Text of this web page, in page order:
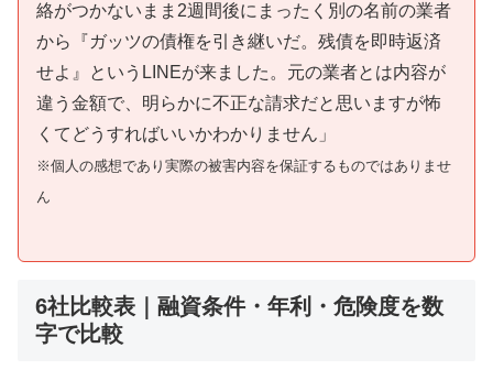
絡がつかないまま2週間後にまったく別の名前の業者
から『ガッツの債権を引き継いだ。残債を即時返済
せよ』というLINEが来ました。元の業者とは内容が
違う金額で、明らかに不正な請求だと思いますが怖
くてどうすればいいかわかりません」
※個人の感想であり実際の被害内容を保証するものではありませ
ん
6社比較表｜融資条件・年利・危険度を数
字で比較